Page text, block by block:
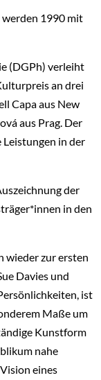
werden 1990 mit
(DGPh) verleiht
an drei
Capa aus New
aus Prag. Der
in der
der
in den
wieder zur ersten
Davies und
ist
Maße um
Kunstform
nahe
eines